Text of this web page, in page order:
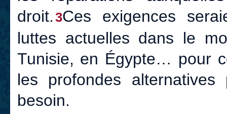
droit. 3Ces exigences
luttes actuelles dans le
Tunisie, en Égypte… pour
les profondes
besoin.